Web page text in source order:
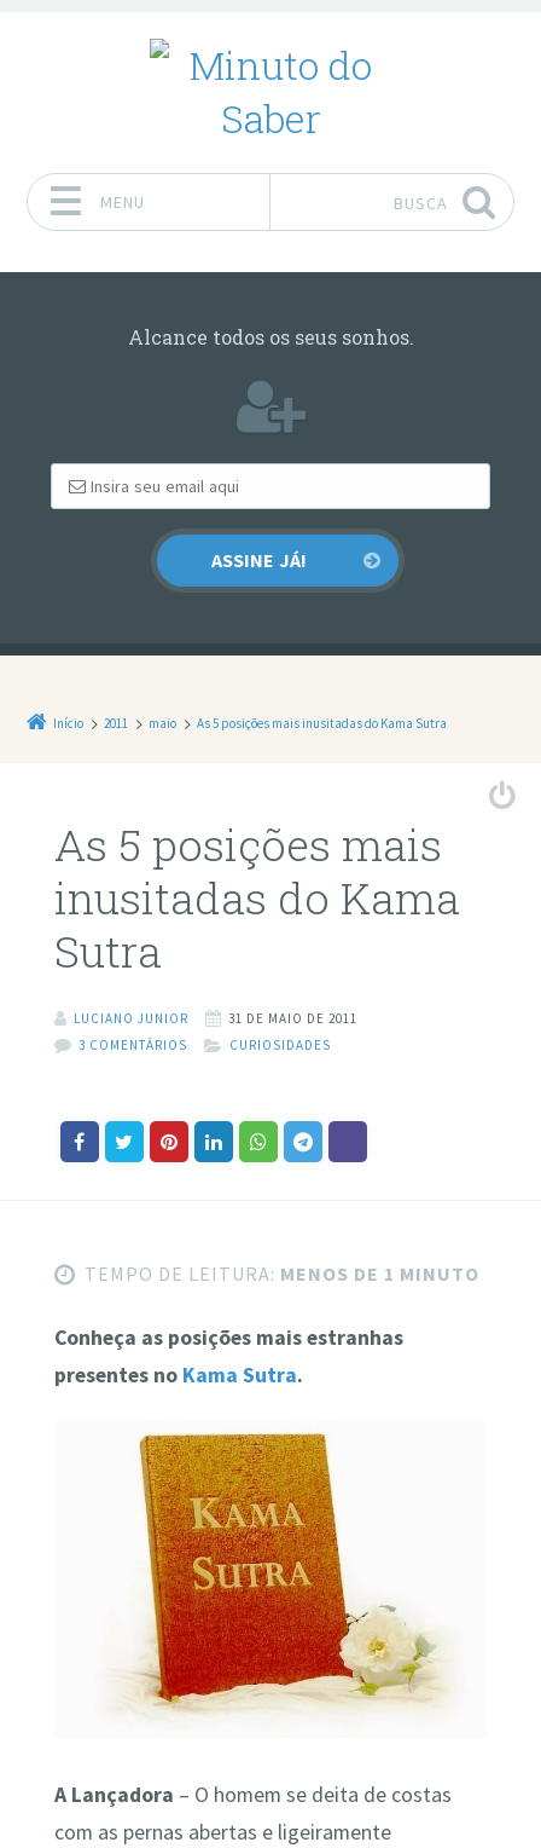
MENU BUSCA
Alcance todos os seus sonhos.
Início 2011 maio As 5 posições mais inusitadas do Kama Sutra
As 5 posições mais
inusitadas do Kama
Sutra
LUCIANO JUNIOR
31 DE MAIO DE 2011
3 COMENTÁRIOS
CURIOSIDADES
TEMPO DE LEITURA: MENOS DE 1 MINUTO
Conheça as posições mais estranhas
presentes no Kama Sutra.
A Lançadora – O homem se deita de costas
com as pernas abertas e ligeiramente